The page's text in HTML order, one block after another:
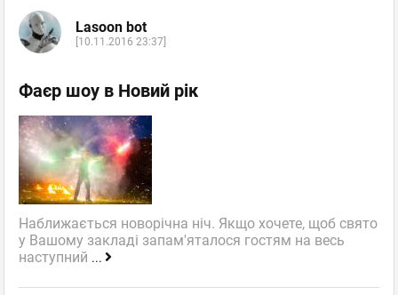
Lasoon bot
[10.11.2016 23:37]
Фаєр шоу в Новий рік
Наближається новорічна ніч. Якщо хочете, щоб свято
у Вашому закладі запам'яталося гостям на весь
наступний ...